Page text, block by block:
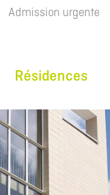
Admission urgente
Résidences